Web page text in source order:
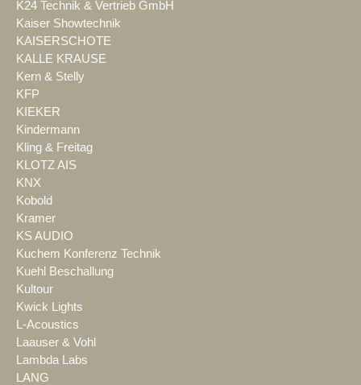
K24 Technik & Vertrieb GmbH
Kaiser Showtechnik
KAISERSCHOTE
KALLE KRAUSE
Kern & Stelly
KFP
KIEKER
Kindermann
Kling & Freitag
KLOTZ AIS
KNX
Kobold
Kramer
KS AUDIO
Kuchem Konferenz Technik
Kuehl Beschallung
Kultour
Kwick Lights
L-Acoustics
Laauser & Vohl
Lambda Labs
LANG